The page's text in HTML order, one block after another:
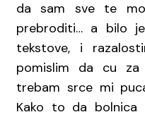
da sam sve te
prebroditi… a bilo
tekstove, i
pomislim da cu
trebam srce mi
Kako to da bolnica